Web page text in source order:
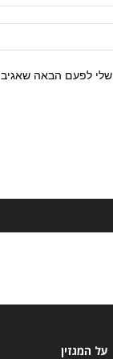
לפעם הבאה שאגיב.
על המגזין